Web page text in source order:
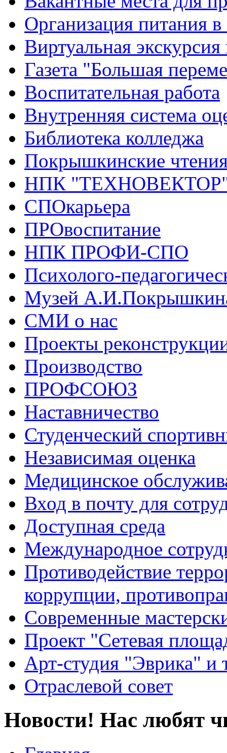
Организация питания в
Виртуальная
Газета "Большая
Воспитательная работа
Внутренняя система
Библиотека колледжа
Покрышкинские
НПК
СПОкарьера
ПРОвоспитание
НПК ПРОФИ-СПО
Психолого-
Музей
СМИ о нас
Проекты
Производство
ПРОФСОЮЗ
Наставничество
Студенческий
Независимая оценка
Медицинское
Вход в почту для
Доступная среда
Международное
Противодействие
коррупции,
Современные
Проект "Сетевая
Арт-студия "Эврика" и
Отраслевой совет
Новости! Нас любят